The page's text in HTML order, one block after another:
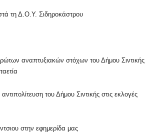
τη Δ.Ο.Υ. Σιδηροκάστρου
αναπτυξιακών στόχων του Δήμου Σιντικής
του Δήμου Σιντικής στις εκλογές
στην εφημερίδα μας